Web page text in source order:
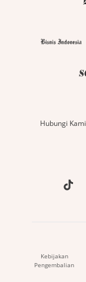
Hubungi Kami
Kebijakan
Pengembalian